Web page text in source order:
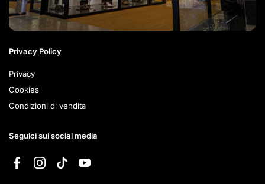
Privacy Policy
Privacy
Cookies
Condizioni di vendita
Seguici sui social media
FacebookInstagramTikTokYouTube